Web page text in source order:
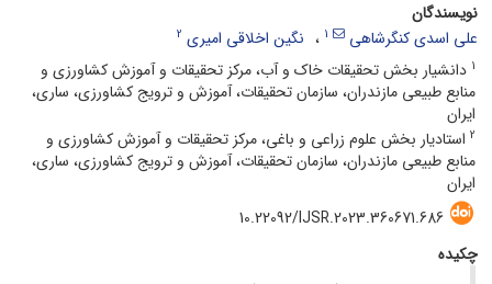
نویسندگان
علی اسدی کنگرشاهی
1 نگین اخلاقی امیری 2
1 دانشیار بخش تحقیقات خاک و آب، مرکز تحقیقات و آموزش کشاورزی و
منابع طبیعی مازندران، سازمان تحقیقات، آموزش و ترویج کشاورزی، ساری،
ایران
2 استادیار بخش علوم زراعی و باغی، مرکز تحقیقات و آموزش کشاورزی و
منابع طبیعی مازندران، سازمان تحقیقات، آموزش و ترویج کشاورزی، ساری،
ایران
10.22092/IJSR.2023.360671.686
چکیده